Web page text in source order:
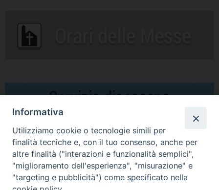
Comunicati Stampa
Il cordoglio dei Vescovi di Puglia per la morte di S.E.R. Mons. Agostino
Superbo
Informativa
Utilizziamo cookie o tecnologie simili per
finalità tecniche e, con il tuo consenso, anche per
altre finalità ("interazioni e funzionalità semplici",
"miglioramento dell'esperienza", "misurazione" e
"targeting e pubblicità") come specificato nella